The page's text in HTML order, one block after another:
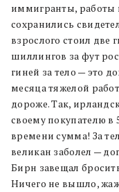
иммигранты, работы
сохранились
взрослого стоил две
шиллингов за фут
гиней за тело — это
месяца тяжелой
дороже. Так,
своему покупателю в
времени сумма! За
великан заболел —
Бирн завещал
Ничего не вышло,